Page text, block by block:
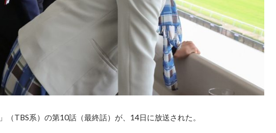
TBS系）の第10話（最終話）が、14日に放送された。